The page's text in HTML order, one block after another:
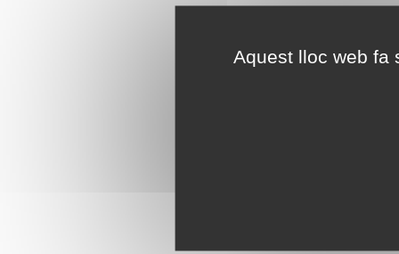
Aquest lloc web fa